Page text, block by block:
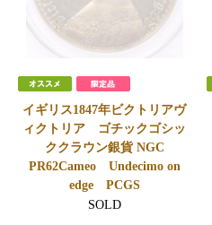
イギリス1847年ビクトリアヴ
ィクトリア ゴチックゴシッ
ククラウン銀貨 NGC
PR62Cameo Undecimo on
edge PCGS
SOLD